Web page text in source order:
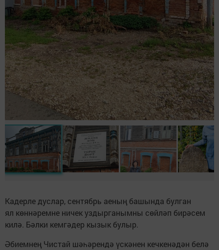
Кадерле дуслар, сентябрь аеның башында булган
ял көннәремне ничек уздырганымны сөйләп бирәсем
килә. Бәлки кемгәдер кызык булыр.
Әбиемнең Чистай шәһәрендә үскәнен кечкенәдән белә